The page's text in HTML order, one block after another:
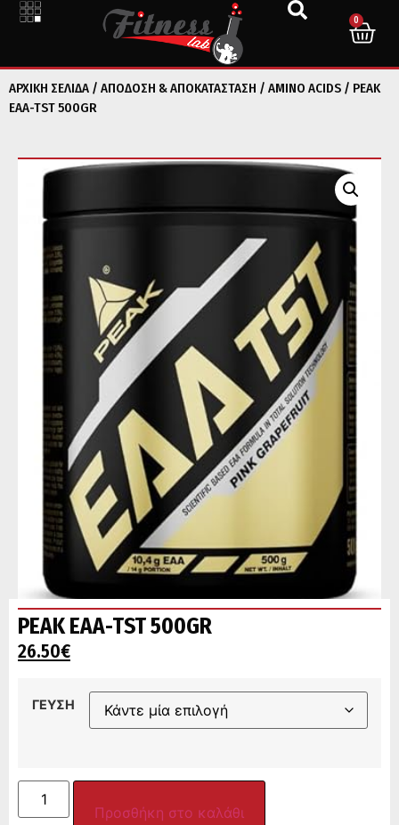
0
ΑΡΧΙΚΉ ΣΕΛΊΔΑ / ΑΠΟΔΟΣΗ & ΑΠΟΚΑΤΑΣΤΑΣΗ / AMINO ACIDS / PEAK
EAA-TST 500GR
PEAK EAA-TST 500GR
26.50€
ΓΕΥΣΗ
Προσθήκη στο καλάθι